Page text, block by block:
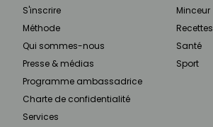
S'inscrire
Méthode
Qui sommes-nous
Presse & médias
Programme ambassadrice
Charte de confidentialité
Services
Minceur
Recettes
Santé
Sport